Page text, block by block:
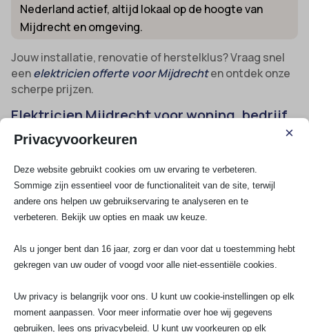
Nederland actief, altijd lokaal op de hoogte van
Mijdrecht en omgeving.
Jouw installatie, renovatie of herstelklus? Vraag snel
eenelektricien offerte voor Mijdrechten ontdek onze
scherpe prijzen.
Elektricien Mijdrecht voor woning, bedrijf
Van het oplossen van een storing in je woning tot het
realiseren van een compleet nieuwe installatie in een
bedrijf. We werken met lokale expertise, maar altijd
met landelijke slagkracht:
nieuwbouw, slimme thuisoplossingen en 24/7
Bedrijven, zorg en scholen:Inspectie,
uitbreiding of herkeuring volgens NEN3140,
Privacyvoorkeuren ×
Deze website gebruikt cookies om uw ervaring te verbeteren.
Sommige zijn essentieel voor de functionaliteit van de site, terwijl
andere ons helpen uw gebruikservaring te analyseren en te
verbeteren. Bekijk uw opties en maak uw keuze.
Als u jonger bent dan 16 jaar, zorg er dan voor dat u toestemming hebt
gekregen van uw ouder of voogd voor alle niet-essentiële cookies.
Uw privacy is belangrijk voor ons. U kunt uw cookie-instellingen op elk
moment aanpassen. Voor meer informatie over hoe wij gegevens
gebruiken, lees ons privacybeleid. U kunt uw voorkeuren op elk